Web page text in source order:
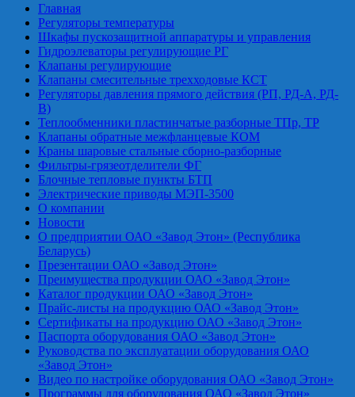
Главная
Регуляторы температуры
Шкафы пускозащитной аппаратуры и управления
Гидроэлеваторы регулирующие РГ
Клапаны регулирующие
Клапаны смесительные трехходовые КСТ
Регуляторы давления прямого действия (РП, РД-А, РД-
В)
Теплообменники пластинчатые разборные ТПр, ТР
Клапаны обратные межфланцевые КОМ
Краны шаровые стальные сборно-разборные
Фильтры-грязеотделители ФГ
Блочные тепловые пункты БТП
Электрические приводы МЭП-3500
О компании
Новости
О предприятии ОАО «Завод Этон» (Республика
Беларусь)
Презентации ОАО «Завод Этон»
Преимущества продукции ОАО «Завод Этон»
Каталог продукции ОАО «Завод Этон»
Прайс-листы на продукцию ОАО «Завод Этон»
Сертификаты на продукцию ОАО «Завод Этон»
Паспорта оборудования ОАО «Завод Этон»
Руководства по эксплуатации оборудования ОАО
«Завод Этон»
Видео по настройке оборудования ОАО «Завод Этон»
Программы для оборудования ОАО «Завод Этон»